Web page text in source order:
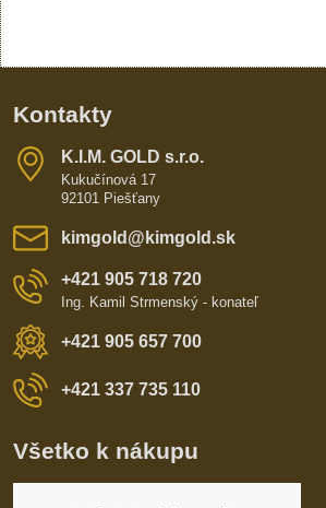
Kontakty
K​​.I​​.M​​. GOLD s​​.r​​.o​​.
Kukučínová 17
92101 Piešťany
kimgold​@kimgold​.sk
+421 905 718 720
Ing. Kamil Strmenský - konateľ
+421 905 657 700
+421 337 735 110
Všetko k nákupu